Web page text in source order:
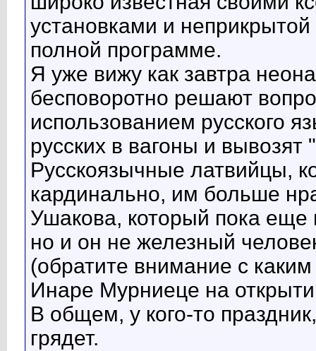
установками и
полной программе.
Я уже вижу как завтра
бесповоротно решают
использованием русского
русских в вагоны и вывозят
Русскоязычные латвийцы,
кардинально, им больше
Ушакова, который пока еще
но и он не железный
(обратите внимание с
Инаре Мурниеце на
В общем, у кого-то
грядет.